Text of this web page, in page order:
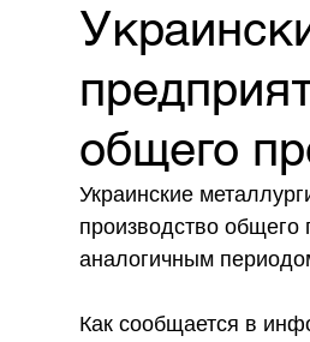
общего
Украинские
производство
аналогичным
Как сообщается в